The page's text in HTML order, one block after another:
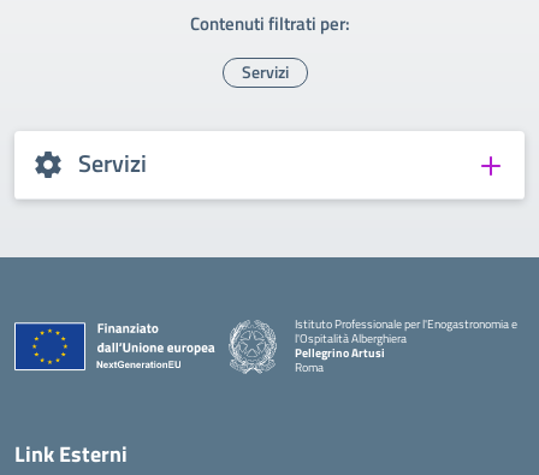
Contenuti filtrati per:
Servizi
Servizi
Istituto Professionale per l'Enogastronomia e
l'Ospitalità Alberghiera
Pellegrino Artusi
Roma
Link Esterni